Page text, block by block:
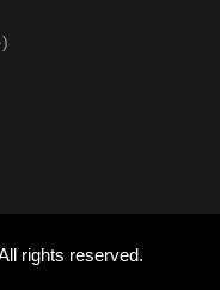
rights reserved.